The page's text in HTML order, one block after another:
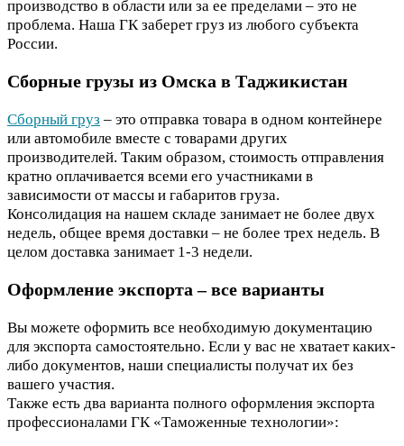
производство в области или за ее пределами – это не
проблема. Наша ГК заберет груз из любого субъекта
России.
Сборные грузы из Омска в Таджикистан
Сборный груз – это отправка товара в одном контейнере
или автомобиле вместе с товарами других
производителей. Таким образом, стоимость отправления
кратно оплачивается всеми его участниками в
зависимости от массы и габаритов груза.
Консолидация на нашем складе занимает не более двух
недель, общее время доставки – не более трех недель. В
целом доставка занимает 1-3 недели.
Оформление экспорта – все варианты
Вы можете оформить все необходимую документацию
для экспорта самостоятельно. Если у вас не хватает каких-
либо документов, наши специалисты получат их без
вашего участия.
Также есть два варианта полного оформления экспорта
профессионалами ГК «Таможенные технологии»: